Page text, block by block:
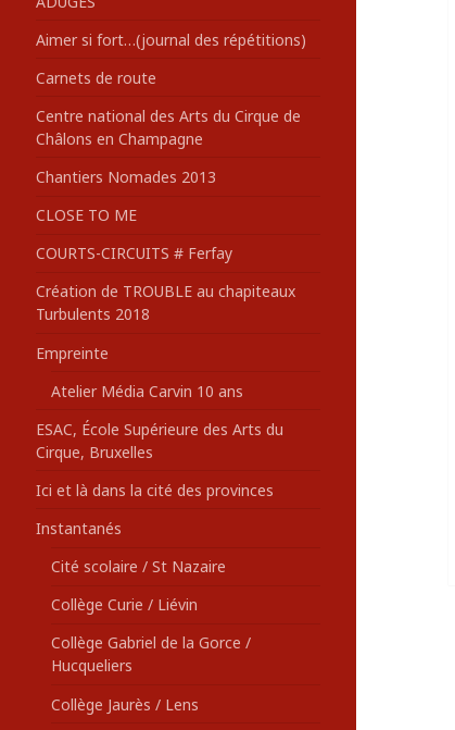
:Aimer si fort…(journal des répétitions)
Carnets de route
Centre national des Arts du Cirque de
Châlons en Champagne
Chantiers Nomades 2013
CLOSE TO ME
COURTS-CIRCUITS # Ferfay
Création de TROUBLE au chapiteaux
Turbulents 2018
Empreinte
Atelier Média Carvin 10 ans
ESAC, École Supérieure des Arts du
Cirque, Bruxelles
Ici et là dans la cité des provinces
Instantanés
Cité scolaire / St Nazaire
Collège Curie / Liévin
Collège Gabriel de la Gorce /
Hucqueliers
Collège Jaurès / Lens